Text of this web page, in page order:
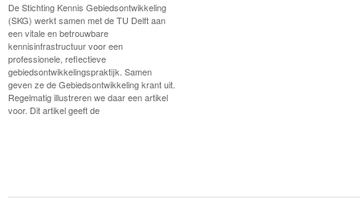
De Stichting Kennis Gebiedsontwikkeling
(SKG) werkt samen met de TU Delft aan
een vitale en betrouwbare
kennisinfrastructuur voor een
professionele, reflectieve
gebiedsontwikkelingspraktijk. Samen
geven ze de Gebiedsontwikkeling krant uit.
Regelmatig illustreren we daar een artikel
voor. Dit artikel geeft de